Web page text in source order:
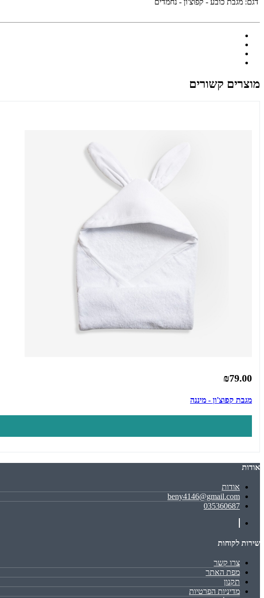
דגם: מגבת כובע - קפוצ'ון - נחמדים
מוצרים קשורים
₪79.00
מגבת קפוצ'ון - מיננה
אודות
אודות
beny4146@gmail.com
035360687
שירות לקוחות
צרו קשר
מפת האתר
תקנון
מדיניות הפרטיות